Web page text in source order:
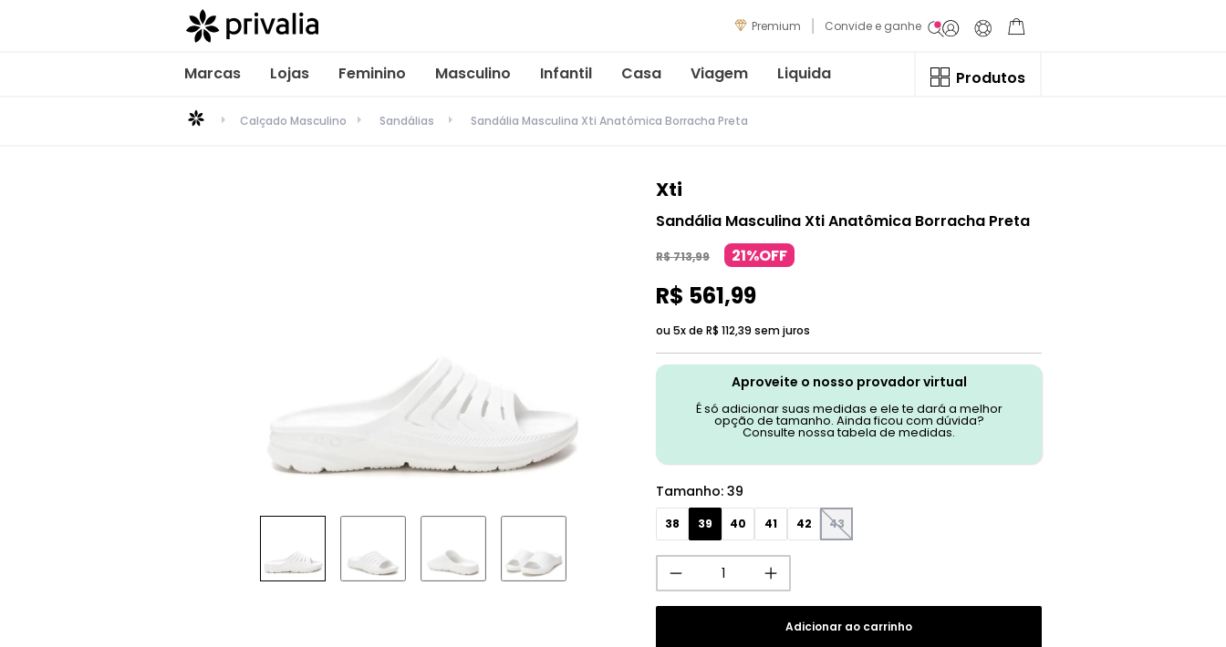
Premium Convide e ganhe
Marcas Lojas Feminino Masculino Infantil Casa Viagem Liquida Produtos
Calçado Masculino Sandálias Sandália Masculina Xti Anatômica Borracha Preta
Xti
Sandália Masculina Xti Anatômica Borracha Preta
R$713,99 21%OFF
R$ 561,99
ou 5x de R$ 112,39 sem juros
Aproveite o nosso provador virtual
É só adicionar suas medidas e ele te dará a melhor
opção de tamanho. Ainda ficou com dúvida?
Consulte nossa tabela de medidas.
Tamanho: 39
38 39 40 41 42 43
Adicionar ao carrinho